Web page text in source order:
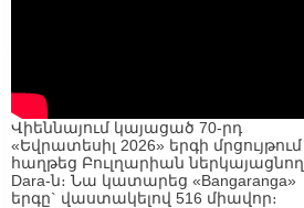
Վիեննայում կայացած 70-րդ
«Եվրատեսիլ 2026» երգի մրցույթում
հաղթեց Բուլղարիան ներկայացնող
Dara-ն։ Նա կատարեց «Bangaranga»
երգը` վաստակելով 516 միավոր։